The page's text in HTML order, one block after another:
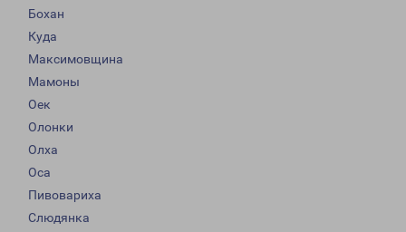
Бохан
Куда
Максимовщина
Мамоны
Оек
Олонки
Олха
Оса
Пивовариха
Слюдянка